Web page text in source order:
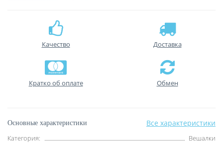
Качество Доставка
Кратко об оплате Обмен
Основные характеристики Все характеристики
Категория:
Вешалки